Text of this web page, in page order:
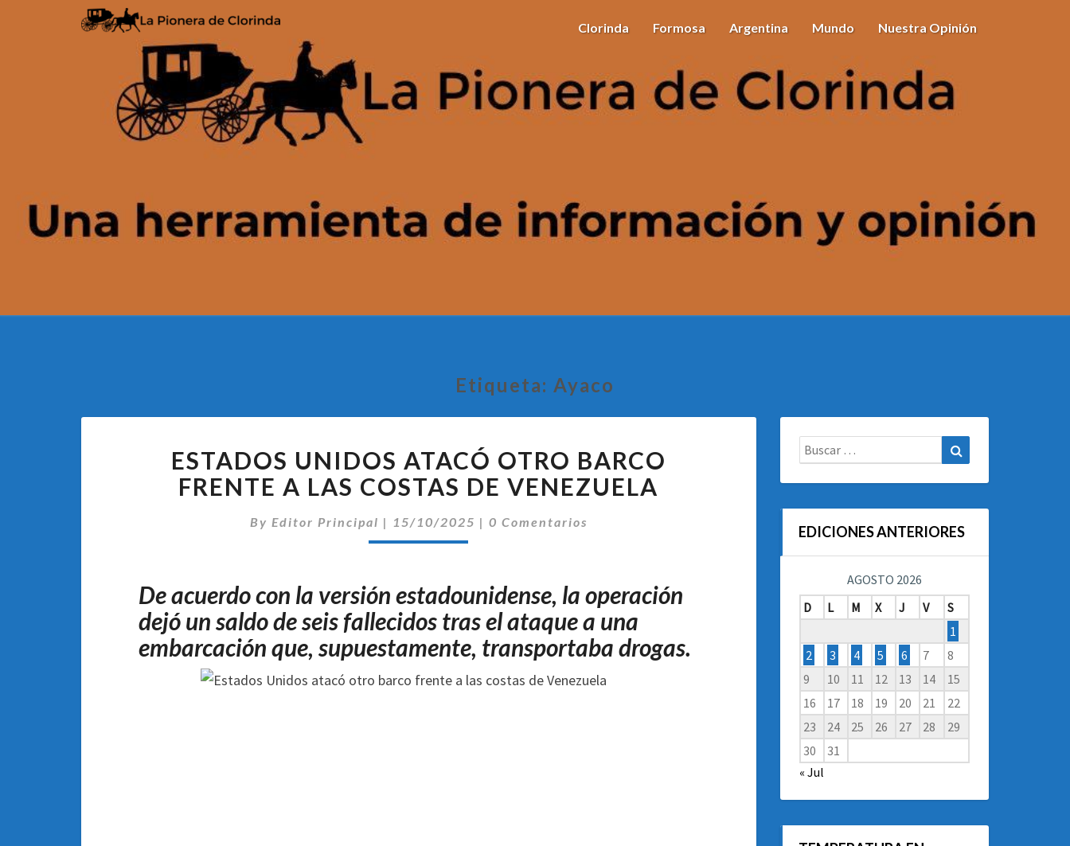
Clorinda Formosa Argentina Mundo Nuestra Opinión
Etiqueta: Ayaco
UNIDOS
ATACÓ
OTRO
BARCO
FRENTE
COSTAS
DE
VENEZUELA
ESTADOS UNIDOS ATACÓ OTRO BARCO
FRENTE A LAS COSTAS DE VENEZUELA
By Editor Principal | 15/10/2025 | Comentarios
0 Comentarios
De acuerdo con la versión estadounidense, la operación
dejó un saldo de seis fallecidos tras el ataque a una
embarcación que, supuestamente, transportaba drogas.
Buscar:
EDICIONES ANTERIORES
AGOSTO 2026
D
L M X J V
S
1
2
3 4 5 6 7
8
9
10 11 12 13 14
15
16
17 18 19 20 21
22
23
24 25 26 27 28
29
30
31
« Jul